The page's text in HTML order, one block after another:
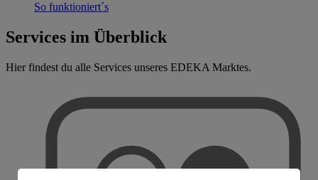
So funktioniert´s
Services im Überblick
Hier findest du alle Services unseres EDEKA Marktes.